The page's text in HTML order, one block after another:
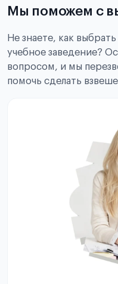
Мы поможем с
Не знаете, как
учебное заведение?
вопросом, и мы
помочь сделать